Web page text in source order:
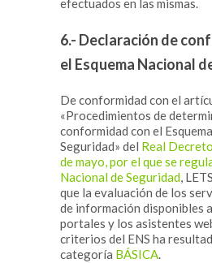
efectuados en las mismas.
6.- Declaración de
el Esquema Nacional
De conformidad con el
«Procedimientos de
conformidad con el
Seguridad» del Real
de mayo, por el que se
Nacional de Seguridad,
que la evaluación de los
de información disponibles
portales y los asistentes
criterios del ENS ha
categoría BÁSICA.